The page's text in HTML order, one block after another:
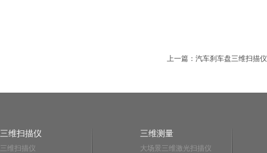
上一篇：汽车刹车盘三维扫描
三维扫描仪
三维扫描仪
三维测量
大场景三维激光扫描仪